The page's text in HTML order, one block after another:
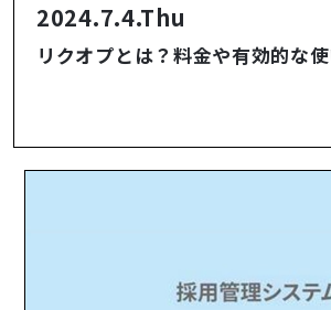
2024.7.4.Thu
リクオプとは？料金や有効的な